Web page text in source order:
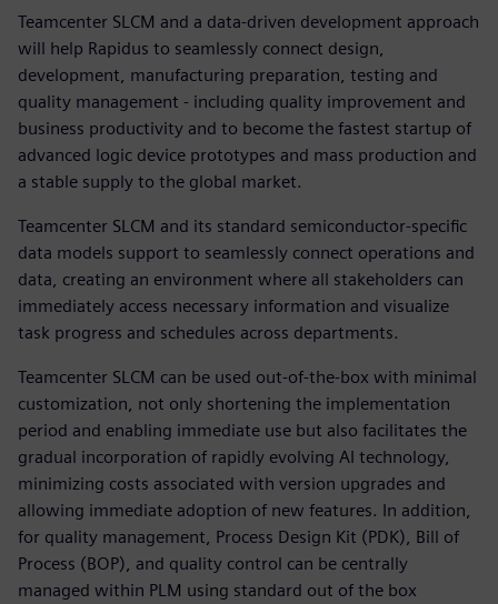
Teamcenter SLCM and a data-driven development approach
will help Rapidus to seamlessly connect design,
development, manufacturing preparation, testing and
quality management - including quality improvement and
business productivity and to become the fastest startup of
advanced logic device prototypes and mass production and
a stable supply to the global market.
Teamcenter SLCM and its standard semiconductor-specific
data models support to seamlessly connect operations and
data, creating an environment where all stakeholders can
immediately access necessary information and visualize
task progress and schedules across departments.
Teamcenter SLCM can be used out-of-the-box with minimal
customization, not only shortening the implementation
period and enabling immediate use but also facilitates the
gradual incorporation of rapidly evolving AI technology,
minimizing costs associated with version upgrades and
allowing immediate adoption of new features. In addition,
for quality management, Process Design Kit (PDK), Bill of
Process (BOP), and quality control can be centrally
managed within PLM using standard out of the box